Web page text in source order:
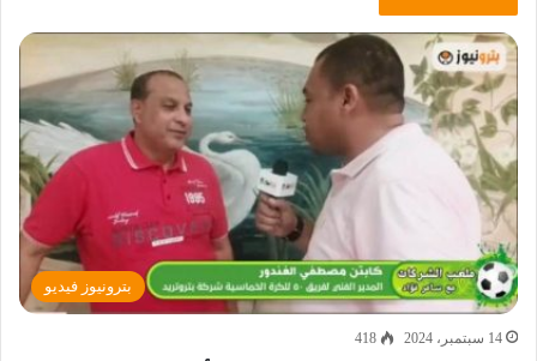
بترونيوز فيديو
14 سبتمبر، 2024 418